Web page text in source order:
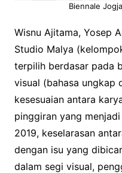
Biennale
Wisnu Ajitama, Yosep
Studio Malya
terpilih berdasar pada
visual (bahasa ungkap
kesesuaian antara
pinggiran yang
2019, keselarasan
dengan isu yang
dalam segi visual,